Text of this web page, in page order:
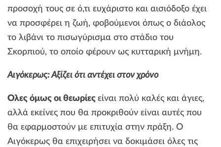
προσοχή τους σε ό,τι ευχάριστο και αισιόδοξο έχει
να προσφέρει η ζωή, φοβούμενοι όπως ο διάολος
το λιβάνι το πισωγύρισμα στο στάδιο του
Σκορπιού, το οποίο φέρουν ως κυτταρική μνήμη.
Αιγόκερως: Αξίζει ότι αντέχει στον χρόνο
Ολες όμως οι θεωρίες είναι πολύ καλές και άγιες,
αλλά εκείνες που θα προκριθούν είναι αυτές που
θα εφαρμοστούν με επιτυχία στην πράξη. Ο
Αιγόκερως θα επιχειρήσει να δοκιμάσει όλες τις